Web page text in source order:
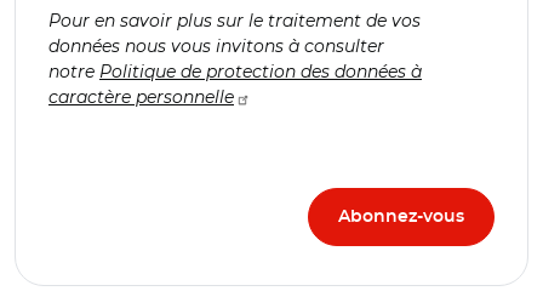
Pour en savoir plus sur le traitement de vos
données nous vous invitons à consulter
notre Politique de protection des données à
caractère personnelle